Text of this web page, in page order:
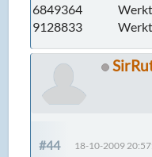
6849364 Werkt
9128833 Werkt
#44 18-10-2009